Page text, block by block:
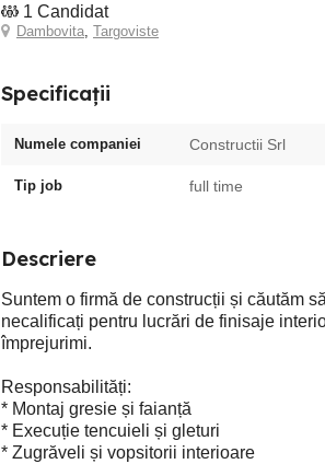
1 Candidat
Dambovita, Targoviste
Specificații
Numele companiei Constructii Srl
Tip job full time
Descriere
Suntem o firmă de construcții și căutăm
necalificați pentru lucrări de finisaje
împrejurimi.
Responsabilități:
* Montaj gresie și faianță
* Execuție tencuieli și gleturi
* Zugrăveli și vopsitorii interioare